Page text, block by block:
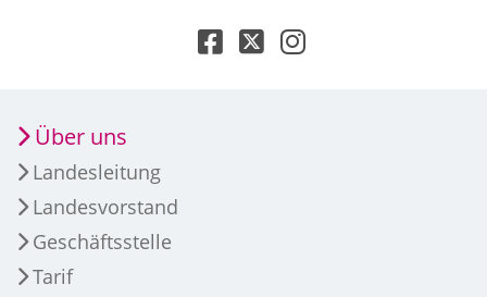
Über uns
Landesleitung
Landesvorstand
Geschäftsstelle
Tarif